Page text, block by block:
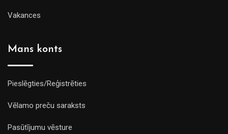
Vakances
Mans konts
Pieslēgties/Reģistrēties
Vēlamo preču saraksts
Pasūtījumu vēsture